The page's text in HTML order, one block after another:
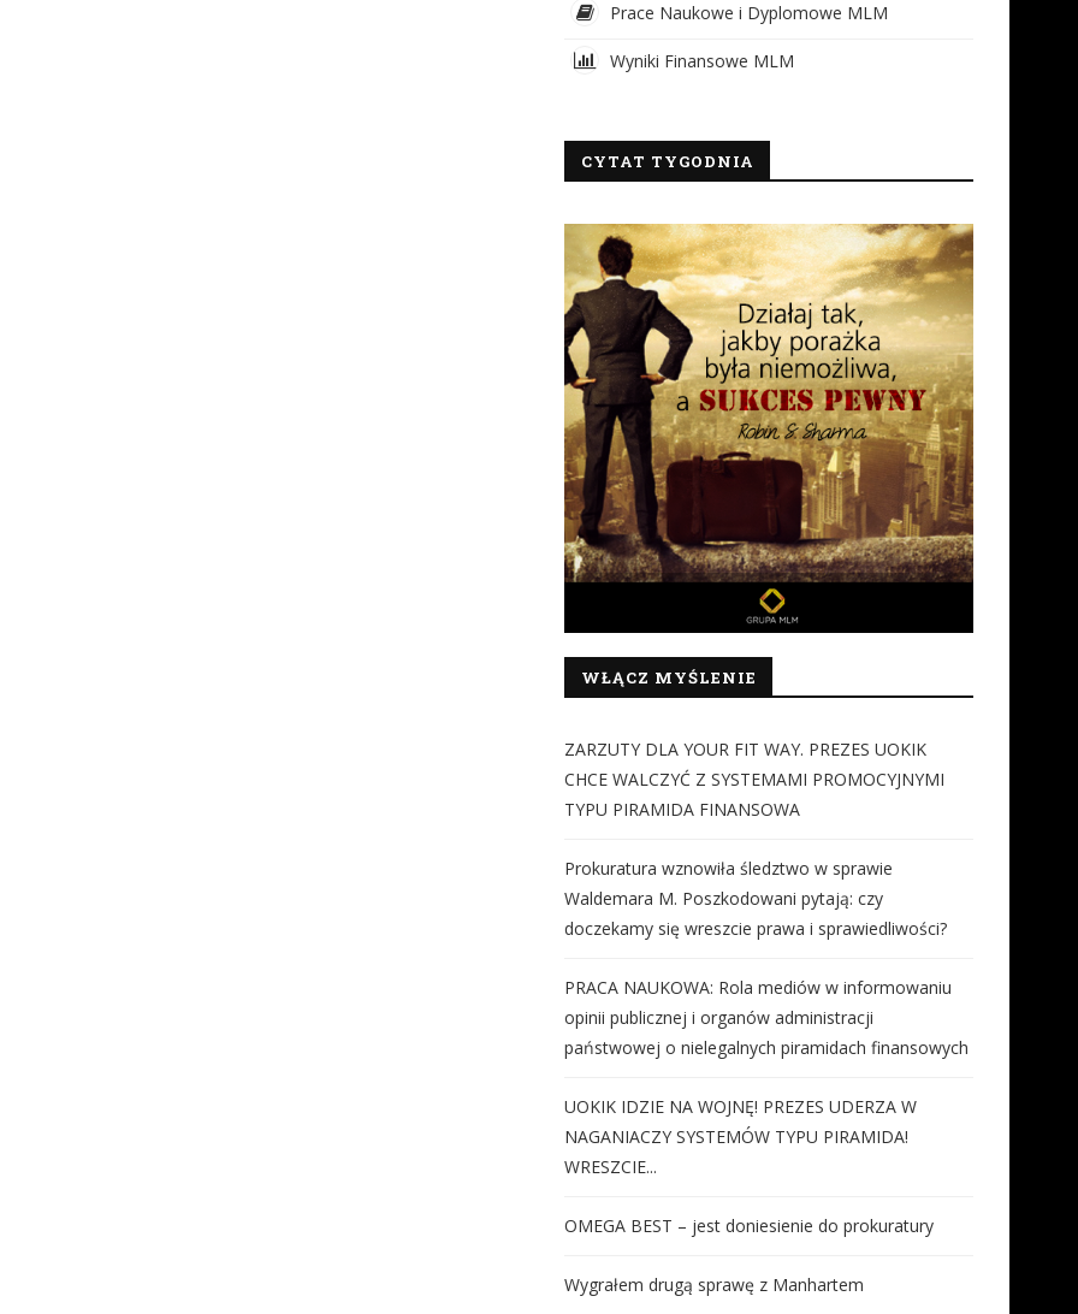
Prace Naukowe i Dyplomowe MLM
Wyniki Finansowe MLM
CYTAT TYGODNIA
WŁĄCZ MYŚLENIE
ZARZUTY DLA YOUR FIT WAY. PREZES UOKIK
CHCE WALCZYĆ Z SYSTEMAMI PROMOCYJNYMI
TYPU PIRAMIDA FINANSOWA
Prokuratura wznowiła śledztwo w sprawie
Waldemara M. Poszkodowani pytają: czy
doczekamy się wreszcie prawa i sprawiedliwości?
PRACA NAUKOWA: Rola mediów w informowaniu
opinii publicznej i organów administracji
państwowej o nielegalnych piramidach finansowych
UOKIK IDZIE NA WOJNĘ! PREZES UDERZA W
NAGANIACZY SYSTEMÓW TYPU PIRAMIDA!
WRESZCIE...
OMEGA BEST – jest doniesienie do prokuratury
Wygrałem drugą sprawę z Manhartem